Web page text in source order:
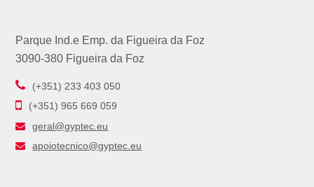
Parque Ind.e Emp. da Figueira da Foz
3090-380 Figueira da Foz
(+351) 233 403 050
(+351) 965 669 059
geral@gyptec.eu
apoiotecnico@gyptec.eu